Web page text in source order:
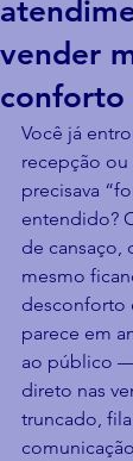
vender
conforto
Você já
recepção ou
precisava
entendido?
de cansaço,
mesmo
desconforto
parece em
ao público
direto nas
truncado,